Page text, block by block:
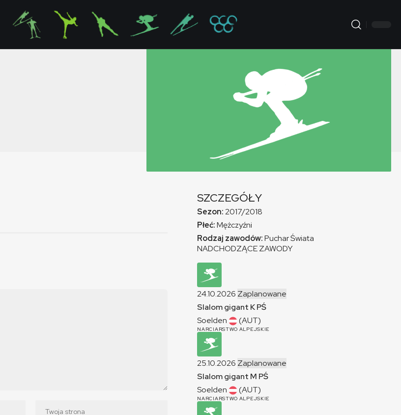
SZCZEGÓŁY
Sezon:2017/2018
Płeć:Mężczyźni
Rodzaj zawodów:Puchar Świata
NADCHODZĄCE ZAWODY
24.10.2026 Zaplanowane
Slalom gigant KPŚ
Soelden
(AUT)
NARCIARSTWO ALPEJSKIE
25.10.2026 Zaplanowane
Slalom gigant M PŚ
Soelden
(AUT)
NARCIARSTWO ALPEJSKIE